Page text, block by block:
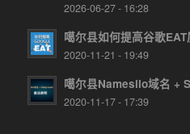
2026-06-27 - 16:28
噶尔县如何提高谷歌
2020-11-21 - 19:49
噶尔县Namesilo域名 +
2020-11-17 - 17:39